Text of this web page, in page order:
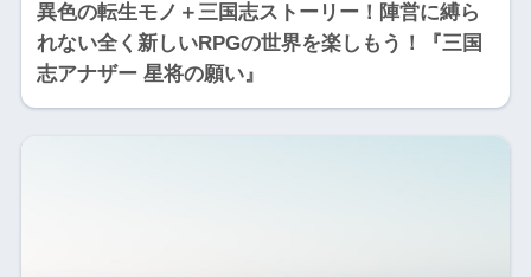
異色の転生モノ＋三国志ストーリー！陣営に縛ら
れない全く新しいRPGの世界を楽しもう！『三国
志アナザー 星将の願い』